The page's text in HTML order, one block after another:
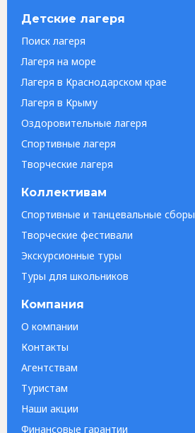
Детские лагеря
Поиск лагеря
Лагеря на море
Лагеря в Краснодарском крае
Лагеря в Крыму
Оздоровительные лагеря
Спортивные лагеря
Творческие лагеря
Коллективам
Спортивные и танцевальные сборы
Творческие фестивали
Экскурсионные туры
Туры для школьников
Компания
О компании
Контакты
Агентствам
Туристам
Наши акции
Финансовые гарантии